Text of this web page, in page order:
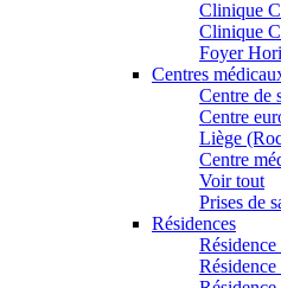
Clinique
Clinique
Foyer
Centres
Centre de
Centre
Liège
Centre
Voir tout
Prises de
Résidences